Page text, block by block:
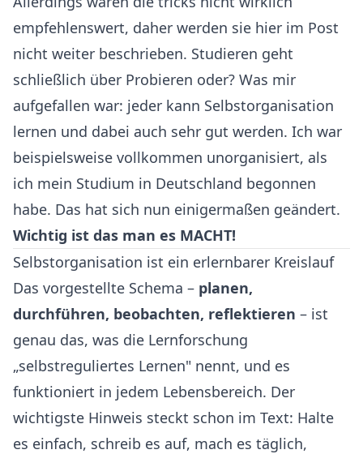
empfehlenswert, daher werden sie hier im Post
nicht weiter beschrieben. Studieren geht
schließlich über Probieren oder? Was mir
aufgefallen war: jeder kann Selbstorganisation
lernen und dabei auch sehr gut werden. Ich war
beispielsweise vollkommen unorganisiert, als
ich mein Studium in Deutschland begonnen
habe. Das hat sich nun einigermaßen geändert.
Wichtig ist das man es MACHT!
Selbstorganisation ist ein erlernbarer Kreislauf
Das vorgestellte Schema – planen,
durchführen, beobachten, reflektieren – ist
genau das, was die Lernforschung
„selbstreguliertes Lernen" nennt, und es
funktioniert in jedem Lebensbereich. Der
wichtigste Hinweis steckt schon im Text: Halte
es einfach, schreib es auf, mach es täglich,